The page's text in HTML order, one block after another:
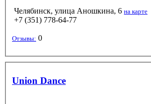
Челябинск, улица Аношкина, 6 на карте
+7 (351) 778-64-77
Отзывы: 0
Union Dance